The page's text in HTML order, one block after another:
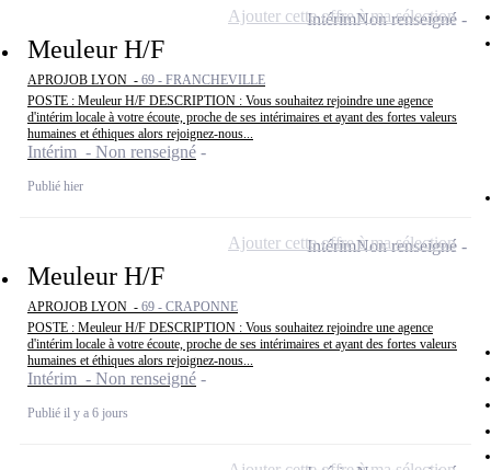
Meuleur H/F
APROJOB LYON - 69 - FRANCHEVILLE
POSTE : Meuleur H/F DESCRIPTION : Vous souhaitez rejoindre une agence
d'intérim locale à votre écoute, proche de ses intérimaires et ayant des fortes valeurs
humaines et éthiques alors rejoignez-nous...
Intérim - Non renseigné
Publié hier
IntérimNon renseigné
Ajouter cette offre à ma sélection
Meuleur H/F
APROJOB LYON - 69 - CRAPONNE
POSTE : Meuleur H/F DESCRIPTION : Vous souhaitez rejoindre une agence
d'intérim locale à votre écoute, proche de ses intérimaires et ayant des fortes valeurs
humaines et éthiques alors rejoignez-nous...
Intérim - Non renseigné
Publié il y a 6 jours
IntérimNon renseigné
Ajouter cette offre à ma sélection